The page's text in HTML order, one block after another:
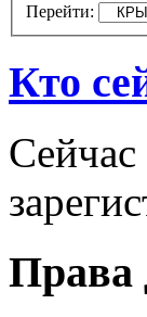
Перейти:
Кто
Права